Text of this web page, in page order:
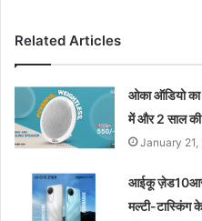
Related Articles
ओका ऑडियो
में और 2 साल की
January 21,
आईकू ज़ेड10आर
मल्टी-टास्किंग